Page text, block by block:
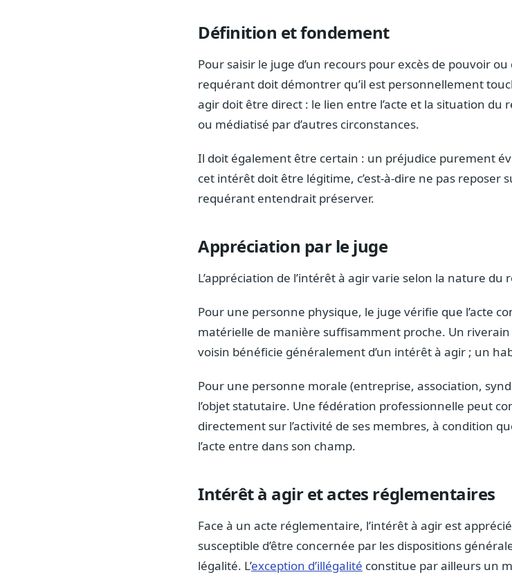
Définition et fondement
Pour saisir le juge d’un recours pour excès de pouvoir
requérant doit démontrer qu’il est personnellement
agir doit être direct : le lien entre l’acte et la situation
ou médiatisé par d’autres circonstances.
Il doit également être certain : un préjudice purement
cet intérêt doit être légitime, c’est-à-dire ne pas reposer
requérant entendrait préserver.
Appréciation par le juge
L’appréciation de l’intérêt à agir varie selon la nature
Pour une personne physique, le juge vérifie que l’acte
matérielle de manière suffisamment proche. Un
voisin bénéficie généralement d’un intérêt à agir ; un
Pour une personne morale (entreprise, association,
l’objet statutaire. Une fédération professionnelle peut
directement sur l’activité de ses membres, à condition
l’acte entre dans son champ.
Intérêt à agir et actes réglementaires
Face à un acte réglementaire, l’intérêt à agir est
susceptible d’être concernée par les dispositions
légalité. L’exception d’illégalité constitue par ailleurs un